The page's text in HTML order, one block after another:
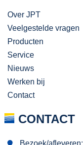
Over JPT
Veelgestelde vragen
Producten
Service
Nieuws
Werken bij
Contact
CONTACT
Bezoek/afleveren: